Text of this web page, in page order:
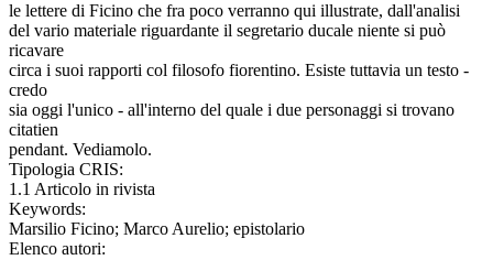
le lettere di Ficino che fra poco verranno qui illustrate, dall'analisi
del vario materiale riguardante il segretario ducale niente si può
ricavare
circa i suoi rapporti col filosofo fiorentino. Esiste tuttavia un testo -
credo
sia oggi l'unico - all'interno del quale i due personaggi si trovano
citatien
pendant. Vediamolo.
Tipologia CRIS:
1.1 Articolo in rivista
Keywords:
Marsilio Ficino; Marco Aurelio; epistolario
Elenco autori: